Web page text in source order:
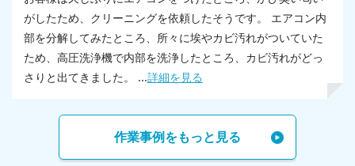
がしたため、クリーニングを依頼したそうです。 エアコン内
部を分解してみたところ、所々に埃やカビ汚れがついていた
ため、高圧洗浄機で内部を洗浄したところ、カビ汚れがどっ
さりと出てきました。 ...詳細を見る
作業事例をもっと見る